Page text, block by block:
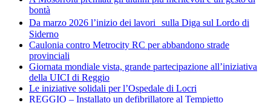
bontà
Da marzo 2026 l’inizio dei lavori sulla Diga sul Lordo di
Siderno
Caulonia contro Metrocity RC per abbandono strade
provinciali
Giornata mondiale vista, grande partecipazione all’iniziativa
della UICI di Reggio
Le iniziative solidali per l’Ospedale di Locri
REGGIO – Installato un defibrillatore al Tempietto